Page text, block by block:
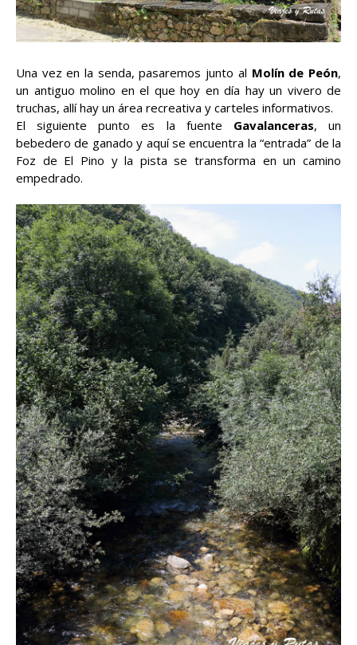
Una vez en la senda, pasaremos junto al Molín de Peón,
un antiguo molino en el que hoy en día hay un vivero de
truchas, allí hay un área recreativa y carteles informativos.
El siguiente punto es la fuente Gavalanceras, un
bebedero de ganado y aquí se encuentra la “entrada” de la
Foz de El Pino y la pista se transforma en un camino
empedrado.